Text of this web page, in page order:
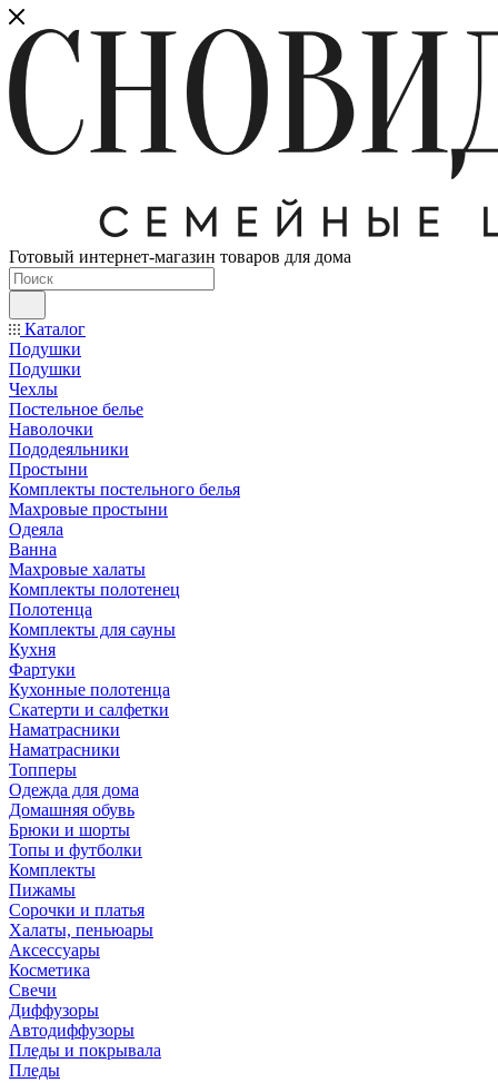
Готовый интернет-магазин товаров для дома
Каталог
Подушки
Подушки
Чехлы
Постельное белье
Наволочки
Пододеяльники
Простыни
Комплекты постельного белья
Махровые простыни
Одеяла
Ванна
Махровые халаты
Комплекты полотенец
Полотенца
Комплекты для сауны
Кухня
Фартуки
Кухонные полотенца
Скатерти и салфетки
Наматрасники
Наматрасники
Топперы
Одежда для дома
Домашняя обувь
Брюки и шорты
Топы и футболки
Комплекты
Пижамы
Сорочки и платья
Халаты, пеньюары
Аксессуары
Косметика
Свечи
Диффузоры
Автодиффузоры
Пледы и покрывала
Пледы